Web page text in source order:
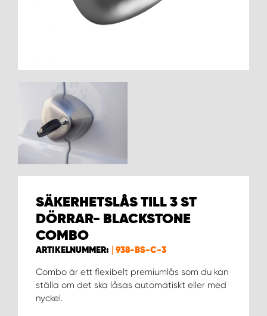
SÄKERHETSLÅS TILL 3 ST
DÖRRAR- BLACKSTONE
COMBO
ARTIKELNUMMER: 938-BS-C-3
Combo är ett flexibelt premiumlås som du kan
ställa om det ska låsas automatiskt eller med
nyckel.
WORK SYSTEM KRISTIANSTAD
WORK SYSTEM LINKÖPING
WORK SYSTEM LULEÅ
WORK SYSTEM NORRKÖPING